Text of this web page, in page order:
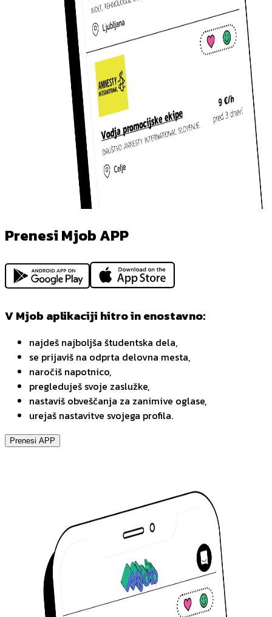
Prenesi Mjob APP
V Mjob aplikaciji hitro in enostavno:
najdeš najboljša študentska dela,
se prijaviš na odprta delovna mesta,
naročiš napotnico,
pregleduješ svoje zaslužke,
nastaviš obveščanja za zanimive oglase,
urejaš nastavitve svojega profila.
Prenesi APP